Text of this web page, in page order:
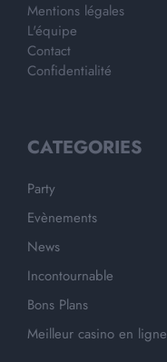
Mentions légales
L'équipe
Contact
Confidentialité
CATEGORIES
Party
Evènements
News
Incontournable
Bons Plans
Meilleur casino en ligne